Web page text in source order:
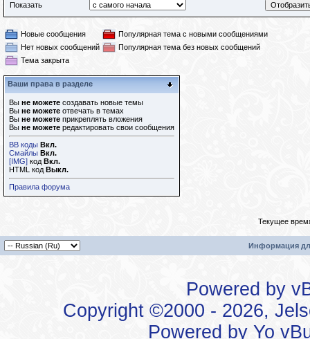
Показать
Новые сообщения
Популярная тема с новыми сообщениями
Нет новых сообщений
Популярная тема без новых сообщений
Тема закрыта
Ваши права в разделе
Вы не можете создавать новые темы
Вы не можете отвечать в темах
Вы не можете прикреплять вложения
Вы не можете редактировать свои сообщения
BB коды Вкл.
Смайлы Вкл.
[IMG] код Вкл.
HTML код Выкл.
Правила форума
Текущее
Информация
Powered by
Copyright ©2000 - 2026,
Powered by Yo